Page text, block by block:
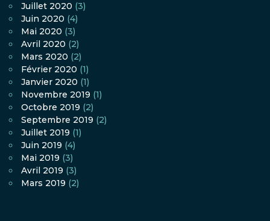
Juillet 2020 (3)
Juin 2020 (4)
Mai 2020 (3)
Avril 2020 (2)
Mars 2020 (2)
Février 2020 (1)
Janvier 2020 (1)
Novembre 2019 (1)
Octobre 2019 (2)
Septembre 2019 (2)
Juillet 2019 (1)
Juin 2019 (4)
Mai 2019 (3)
Avril 2019 (3)
Mars 2019 (2)